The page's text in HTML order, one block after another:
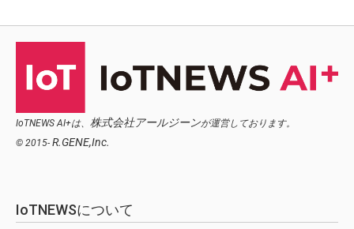
IoTNEWS AI+は、 株式会社アールジーンが運営しております。
© 2015- R.GENE,Inc.
IoTNEWSについて